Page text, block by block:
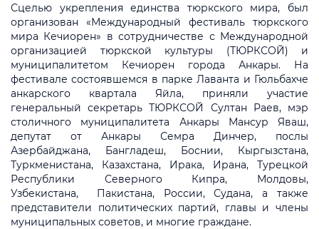
Сцелью укрепления единства тюркского мира, был
организован «Международный фестиваль тюркского
мира Кечиорен» в сотрудничестве с Международной
организацией тюркской культуры (ТЮРКСОЙ) и
муниципалитетом Кечиорен города Анкары. На
фестивале состоявшемся в парке Лаванта и Гюльбахче
анкарского квартала Яйла, приняли участие
генеральный секретарь ТЮРКСОЙ Султан Раев, мэр
столичного муниципалитета Анкары Мансур Яваш,
депутат от Анкары Семра Динчер, послы
Азербайджана, Бангладеш, Боснии, Кыргызстана,
Туркменистана, Казахстана, Ирака, Ирана, Турецкой
Республики Северного Кипра, Молдовы,
Узбекистана, Пакистана, России, Судана, а также
представители политических партий, главы и члены
муниципальных советов, и многие граждане.